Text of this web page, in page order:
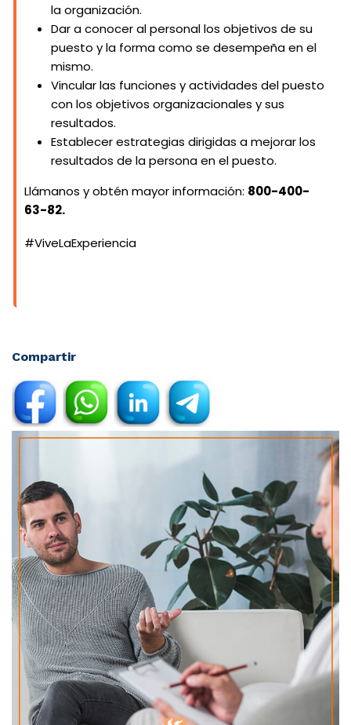
la organización.
Dar a conocer al personal los objetivos de su
puesto y la forma como se desempeña en el
mismo.
Vincular las funciones y actividades del puesto
con los objetivos organizacionales y sus
resultados.
Establecer estrategias dirigidas a mejorar los
resultados de la persona en el puesto.
Llámanos y obtén mayor información: 800-400-
63-82.
#ViveLaExperiencia
Compartir